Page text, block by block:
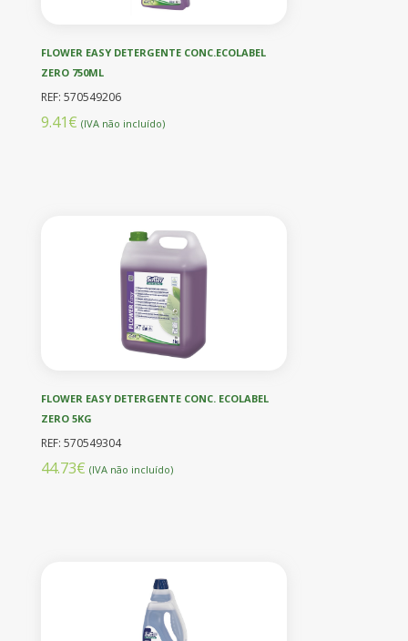
FLOWER EASY DETERGENTE CONC.ECOLABEL
ZERO 750ML
REF: 570549206
9.41€ (IVA não incluído)
FLOWER EASY DETERGENTE CONC. ECOLABEL
ZERO 5KG
REF: 570549304
44.73€ (IVA não incluído)